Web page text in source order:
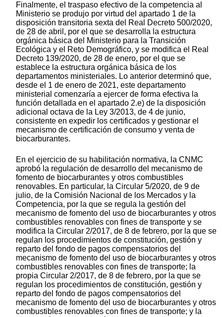
Finalmente, el traspaso efectivo de la competencia al
Ministerio se produjo por virtud del apartado 1 de la
disposición transitoria sexta del Real Decreto 500/2020,
de 28 de abril, por el que se desarrolla la estructura
orgánica básica del Ministerio para la Transición
Ecológica y el Reto Demográfico, y se modifica el Real
Decreto 139/2020, de 28 de enero, por el que se
establece la estructura orgánica básica de los
departamentos ministeriales. Lo anterior determinó que,
desde el 1 de enero de 2021, este departamento
ministerial comenzaría a ejercer de forma efectiva la
función detallada en el apartado 2.e) de la disposición
adicional octava de la Ley 3/2013, de 4 de junio,
consistente en expedir los certificados y gestionar el
mecanismo de certificación de consumo y venta de
biocarburantes.
En el ejercicio de su habilitación normativa, la CNMC
aprobó la regulación de desarrollo del mecanismo de
fomento de biocarburantes y otros combustibles
renovables. En particular, la Circular 5/2020, de 9 de
julio, de la Comisión Nacional de los Mercados y la
Competencia, por la que se regula la gestión del
mecanismo de fomento del uso de biocarburantes y otros
combustibles renovables con fines de transporte y se
modifica la Circular 2/2017, de 8 de febrero, por la que se
regulan los procedimientos de constitución, gestión y
reparto del fondo de pagos compensatorios del
mecanismo de fomento del uso de biocarburantes y otros
combustibles renovables con fines de transporte; la
propia Circular 2/2017, de 8 de febrero, por la que se
regulan los procedimientos de constitución, gestión y
reparto del fondo de pagos compensatorios del
mecanismo de fomento del uso de biocarburantes y otros
combustibles renovables con fines de transporte; y la